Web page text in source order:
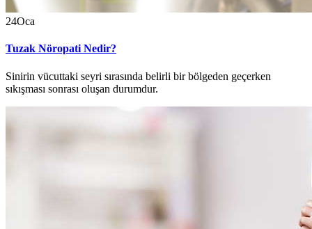
24Oca
Tuzak Nöropati Nedir?
Sinirin vücuttaki seyri sırasında belirli bir bölgeden geçerken
sıkışması sonrası oluşan durumdur.